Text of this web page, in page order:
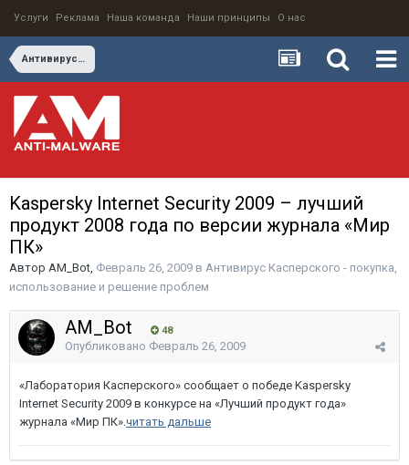
Услуги Реклама Наша команда Наши принципы О нас
Антивирус Касперского - покупка, использование и решение проблем
Kaspersky Internet Security 2009 – лучший
продукт 2008 года по версии журнала «Мир
ПК»
Автор AM_Bot, Февраль 26, 2009 в Антивирус Касперского - покупка,
использование и решение проблем
AM_Bot 48
Опубликовано Февраль 26, 2009
«Лаборатория Касперского» сообщает о победе Kaspersky
Internet Security 2009 в конкурсе на «Лучший продукт года»
журнала «Мир ПК».читать дальше